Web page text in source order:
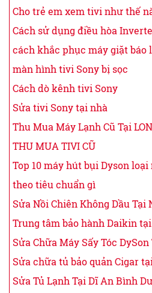
Cho trẻ em xem tivi như thế
Cách sử dụng điều hòa
cách khắc phục máy giặt báo
màn hình tivi Sony bị sọc
Cách dò kênh tivi Sony
Sửa tivi Sony tại nhà
Thu Mua Máy Lạnh Cũ Tại
THU MUA TIVI CŨ
Top 10 máy hút bụi Dyson
theo tiêu chuẩn gì
Sửa Nồi Chiên Không Dầu Tại
Trung tâm bảo hành Daikin
Sửa Chữa Máy Sấy Tóc
Sửa chữa tủ bảo quản Cigar
Sửa Tủ Lạnh Tại Dĩ An Bình